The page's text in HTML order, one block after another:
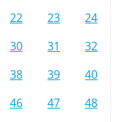
22 23
24
30 31
32
38 39
40
46 47
48